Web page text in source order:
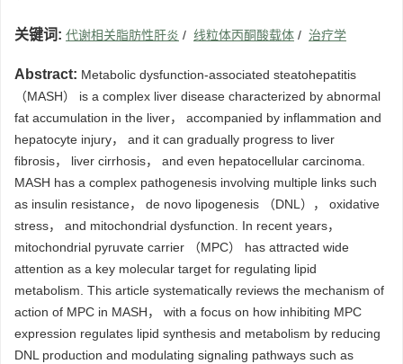
关键词: 代谢相关脂肪性肝炎 / 线粒体丙酮酸载体 / 治疗学
Abstract: Metabolic dysfunction-associated steatohepatitis
（MASH） is a complex liver disease characterized by abnormal
fat accumulation in the liver， accompanied by inflammation and
hepatocyte injury， and it can gradually progress to liver
fibrosis， liver cirrhosis， and even hepatocellular carcinoma.
MASH has a complex pathogenesis involving multiple links such
as insulin resistance， de novo lipogenesis （DNL）， oxidative
stress， and mitochondrial dysfunction. In recent years，
mitochondrial pyruvate carrier （MPC） has attracted wide
attention as a key molecular target for regulating lipid
metabolism. This article systematically reviews the mechanism of
action of MPC in MASH， with a focus on how inhibiting MPC
expression regulates lipid synthesis and metabolism by reducing
DNL production and modulating signaling pathways such as